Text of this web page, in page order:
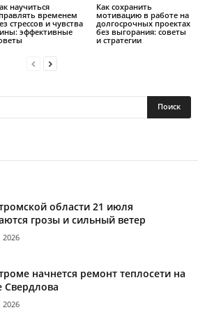
научиться
временем
стрессов и чувства
эффективные
Как сохранить
мотивацию в работе на
долгосрочных проектах
без выгорания: советы
и стратегии
области 21 июля
грозы и сильный ветер
начнется ремонт теплосети на
Свердлова